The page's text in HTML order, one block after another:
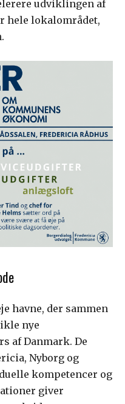
udviklingen af
hele lokalområdet,
havne, der sammen
nye
af Danmark. De
Nyborg og
kompetencer og
giver